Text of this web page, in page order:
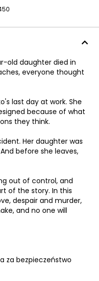
old daughter died in
everyone thought
last day at work. She
because of what
they think.
Her daughter was
before she leaves,
out of control, and
of the story. In this
despair and murder,
and no one will
za bezpieczeństwo